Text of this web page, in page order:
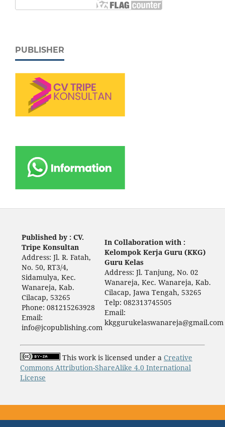
PUBLISHER
Published by : CV.
Tripe Konsultan
Address: Jl. R. Fatah,
No. 50, RT3/4,
Sidamulya, Kec.
Wanareja, Kab.
Cilacap, 53265
Phone: 081215263928
Email:
info@jcopublishing.com
In Collaboration with :
Kelompok Kerja Guru (KKG)
Guru Kelas
Address: Jl. Tanjung, No. 02
Wanareja, Kec. Wanareja, Kab.
Cilacap, Jawa Tengah, 53265
Telp: 082313745505
Email:
kkggurukelaswanareja@gmail.com
This work is licensed under a Creative
Commons Attribution-ShareAlike 4.0 International
License